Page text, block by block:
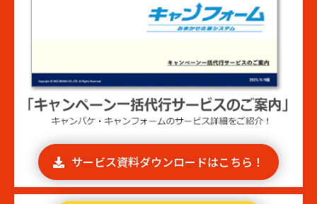
サービス資料ダウンロードはこちら！